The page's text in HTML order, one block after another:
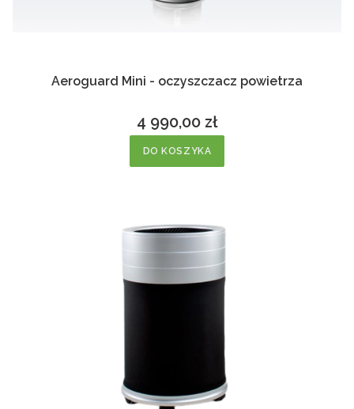
Aeroguard Mini - oczyszczacz powietrza
Cena
4 990,00 zł
DO KOSZYKA